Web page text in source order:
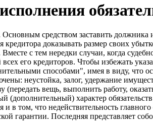
средством заставить должника
кредитора доказывать размер своих
Вместе с тем нередки случаи, когда
всех его кре­диторов. Чтобы избежать
способами", имея в виду, что
неустойка, залог, удер­жание
(передать вещь, выполнить работу,
(дополнительный) характер
и в том, что недействительность
гарантии. Последняя представляет